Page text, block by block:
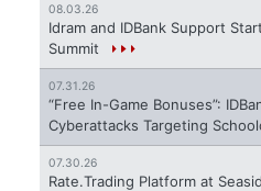
08.03.26
Idram and IDBank Support
Summit
07.31.26
“Free In-Game Bonuses”:
Cyberattacks Targeting
07.30.26
Rate.Trading Platform at